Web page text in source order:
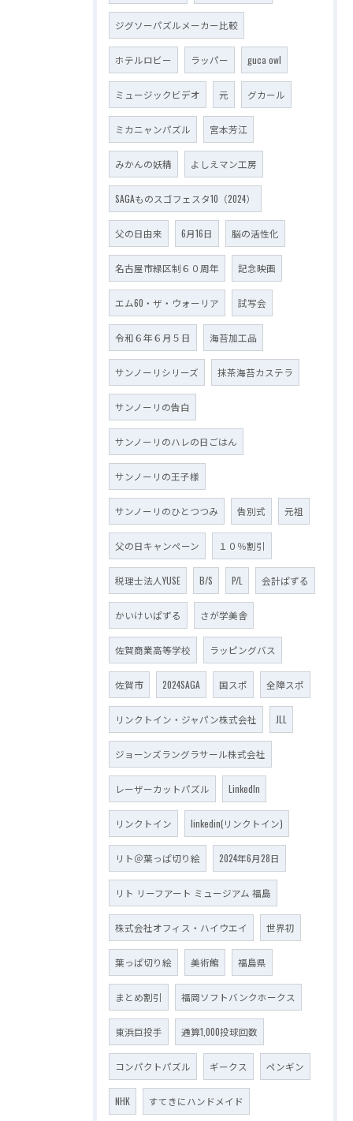
ジグソーパズルメーカー比較
ホテルロビー ラッパー guca owl
ミュージックビデオ 元 グカール
ミカニャンパズル 宮本芳江
みかんの妖精 よしえマン工房
SAGAものスゴフェスタ10（2024）
父の日由来 6月16日 脳の活性化
名古屋市緑区制６０周年 記念映画
エム60・ザ・ウォーリア 試写会
令和６年６月５日 海苔加工品
サンノーリシリーズ 抹茶海苔カステラ
サンノーリの告白
サンノーリのハレの日ごはん
サンノーリの王子様
サンノーリのひとつつみ 告別式 元祖
父の日キャンペーン １０％割引
税理士法人YUSE B/S P/L 会計ぱずる
かいけいぱずる さが学美舎
佐賀商業高等学校 ラッピングバス
佐賀市 2024SAGA 国スポ 全障スポ
リンクトイン・ジャパン株式会社 JLL
ジョーンズラングラサール株式会社
レーザーカットパズル LinkedIn
リンクトイン linkedin(リンクトイン)
リト＠葉っぱ切り絵 2024年6月28日
リト リーフアート ミュージアム 福島
株式会社オフィス・ハイウエイ 世界初
葉っぱ切り絵 美術館 福島県
まとめ割引 福岡ソフトバンクホークス
東浜巨投手 通算1,000投球回数
コンパクトパズル ギークス ペンギン
NHK すてきにハンドメイド